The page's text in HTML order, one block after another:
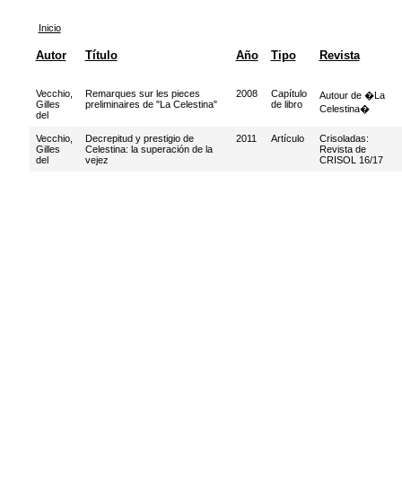
Inicio
Autor Título Año Tipo Revista
Vecchio,
Gilles
del
Remarques sur les pieces
preliminaires de "La Celestina"
2008
Capítulo
de libro
Autour de �La
Celestina�
Vecchio,
Gilles
del
Decrepitud y prestigio de
Celestina: la superación de la
vejez
2011 Artículo
Crisoladas:
Revista de
CRISOL 16/17